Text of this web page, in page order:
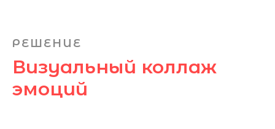
РЕШЕНИЕ
Визуальный коллаж
эмоций